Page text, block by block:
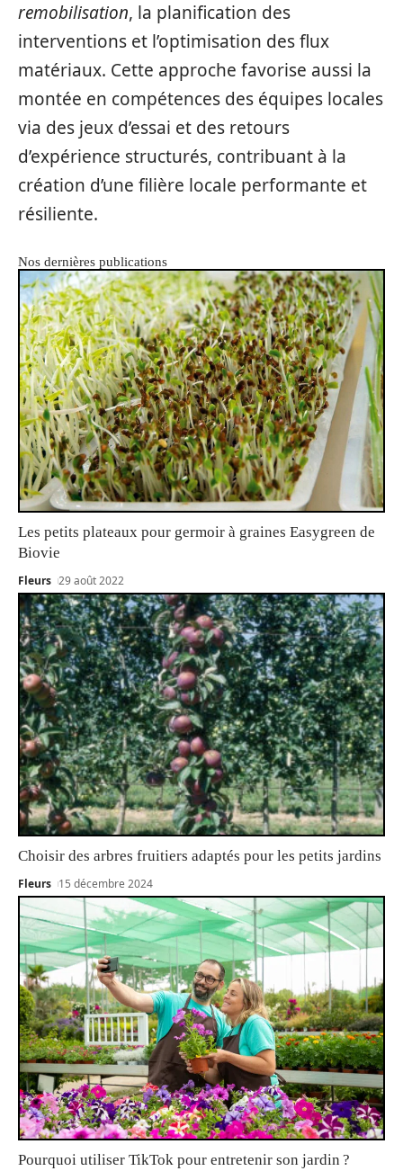
remobilisation, la planification des
interventions et l’optimisation des flux
matériaux. Cette approche favorise aussi la
montée en compétences des équipes locales
via des jeux d’essai et des retours
d’expérience structurés, contribuant à la
création d’une filière locale performante et
résiliente.
Nos dernières publications
Les petits plateaux pour germoir à graines Easygreen de
Biovie
Fleurs 29 août 2022
Choisir des arbres fruitiers adaptés pour les petits jardins
Fleurs 15 décembre 2024
Pourquoi utiliser TikTok pour entretenir son jardin ?